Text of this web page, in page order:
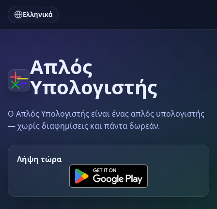
Ελληνικά
Απλός
Υπολογιστής
Ο Απλός Υπολογιστής είναι ένας απλός υπολογιστής
— χωρίς διαφημίσεις και πάντα δωρεάν.
Λήψη τώρα